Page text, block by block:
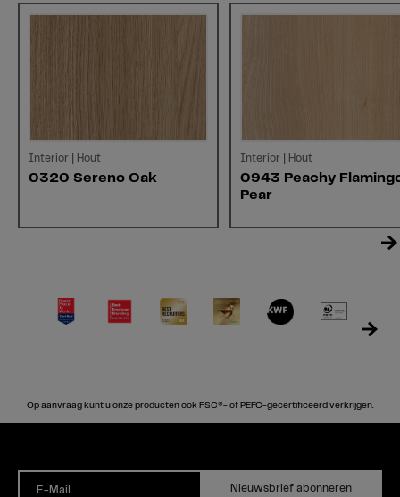
Interior | Hout
0320 Sereno Oak
Interior | Hout
0943 Peachy
Pear
Op aanvraag kunt u onze producten ook FSC®- of PEFC-gecertificeerd verkrijgen.
E-Mail Nieuwsbrief abonneren